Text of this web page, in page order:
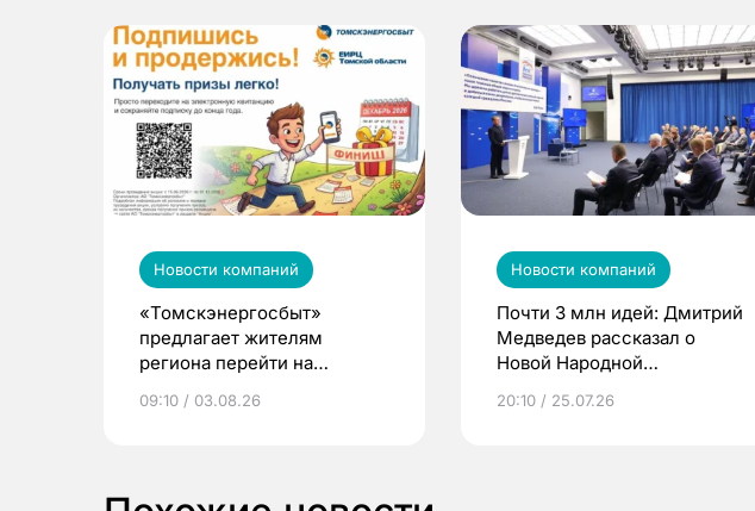
Новости компаний
«Томскэнергосбыт»
предлагает жителям
региона перейти на
выиграть призы
09:10 / 03.08.26
Новости компаний
Почти 3 млн идей: Дмитрий
Медведев рассказал о
Новой Народной
20:10 / 25.07.26